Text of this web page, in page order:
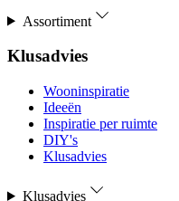
Assortiment
Klusadvies
Wooninspiratie
Ideeën
Inspiratie per ruimte
DIY's
Klusadvies
Klusadvies